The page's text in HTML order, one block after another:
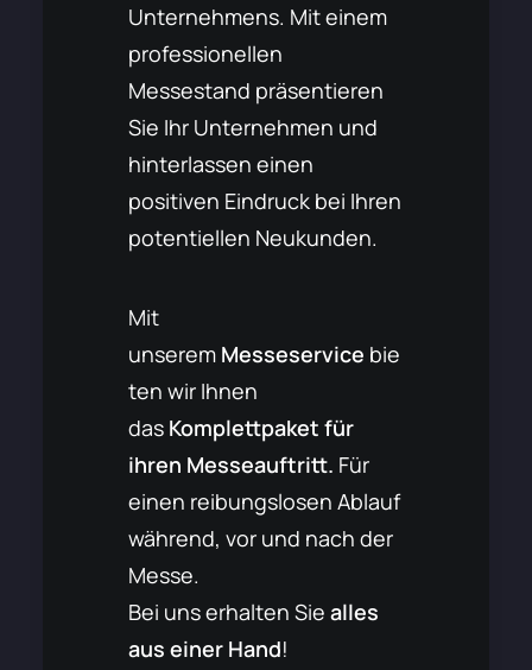
Unternehmens. Mit einem
professionellen
Messestand präsentieren
Sie Ihr Unternehmen und
hinterlassen einen
positiven Eindruck bei Ihren
potentiellen Neukunden.
Mit
unserem Messeservice bie
ten wir Ihnen
das Komplettpaket für
ihren Messeauftritt. Für
einen reibungslosen Ablauf
während, vor und nach der
Messe.
Bei uns erhalten Sie alles
aus einer Hand!